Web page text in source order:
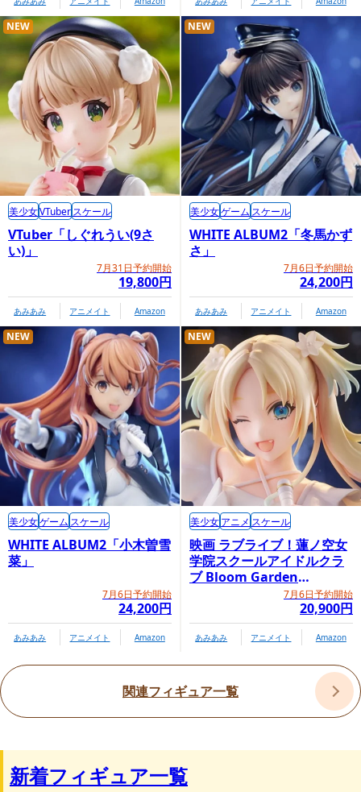
VTuber「しぐれうい(9さ
い)」
7月31日予約開始
19,800円
NEW
美少女VTuberスケール
あみあみ アニメイト Amazon
WHITE ALBUM2「冬馬かず
さ」
7月6日予約開始
24,200円
NEW
美少女ゲーム スケール
あみあみ アニメイト Amazon
WHITE ALBUM2「小木曽雪
菜」
7月6日予約開始
24,200円
NEW
美少女ゲーム スケール
あみあみ アニメイト Amazon
映画 ラブライブ！蓮ノ空女
学院スクールアイドルクラ
ブ Bloom Garden
Party「大沢瑠璃乃」7月6日予約開始
20,900円
NEW
美少女アニメ スケール
あみあみ アニメイト Amazon
関連フィギュア一覧
新着フィギュア一覧